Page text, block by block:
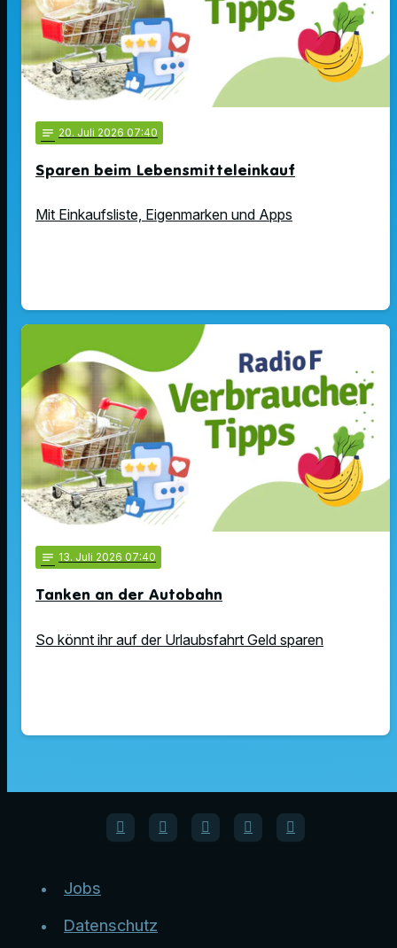
notes 20. Juli 2026 07:40
Sparen beim Lebensmitteleinkauf
Mit Einkaufsliste, Eigenmarken und Apps
notes 13. Juli 2026 07:40
Tanken an der Autobahn
So könnt ihr auf der Urlaubsfahrt Geld sparen
Jobs
Datenschutz